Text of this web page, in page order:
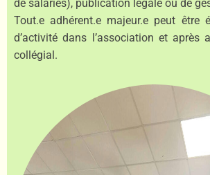
de salariés), publication légale ou de
Tout.e adhérent.e majeur.e peut être
d’activité dans l’association et après
collégial.